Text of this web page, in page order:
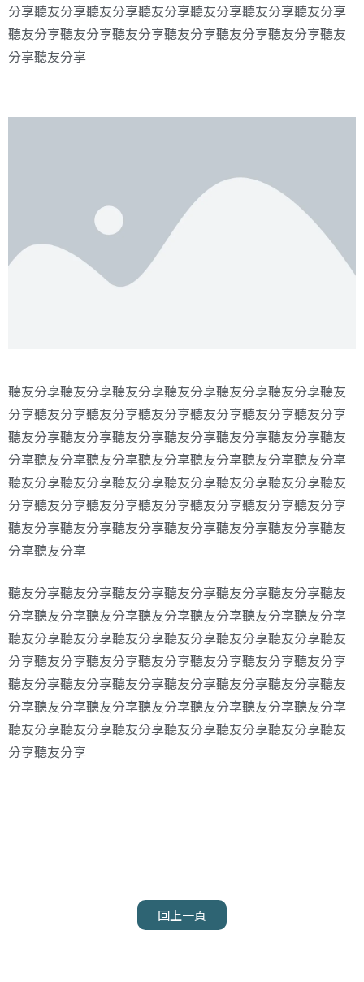
分享聽友分享聽友分享聽友分享聽友分享聽友分享聽友分享
聽友分享聽友分享聽友分享聽友分享聽友分享聽友分享聽友
分享聽友分享
聽友分享聽友分享聽友分享聽友分享聽友分享聽友分享聽友
分享聽友分享聽友分享聽友分享聽友分享聽友分享聽友分享
聽友分享聽友分享聽友分享聽友分享聽友分享聽友分享聽友
分享聽友分享聽友分享聽友分享聽友分享聽友分享聽友分享
聽友分享聽友分享聽友分享聽友分享聽友分享聽友分享聽友
分享聽友分享聽友分享聽友分享聽友分享聽友分享聽友分享
聽友分享聽友分享聽友分享聽友分享聽友分享聽友分享聽友
分享聽友分享
聽友分享聽友分享聽友分享聽友分享聽友分享聽友分享聽友
分享聽友分享聽友分享聽友分享聽友分享聽友分享聽友分享
聽友分享聽友分享聽友分享聽友分享聽友分享聽友分享聽友
分享聽友分享聽友分享聽友分享聽友分享聽友分享聽友分享
聽友分享聽友分享聽友分享聽友分享聽友分享聽友分享聽友
分享聽友分享聽友分享聽友分享聽友分享聽友分享聽友分享
聽友分享聽友分享聽友分享聽友分享聽友分享聽友分享聽友
分享聽友分享
回上一頁